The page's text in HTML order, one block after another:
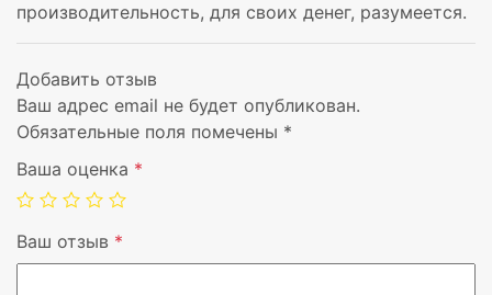
Card reader microSD
Емкость аккумулятора, мА*ч
Вес, гр
Операционная система
Гарантия
производительность, для своих денег, разумеется.
Добавить отзыв
Ваш адрес email не будет опубликован.
Обязательные поля помечены *
Ваша оценка *
Ваш отзыв *